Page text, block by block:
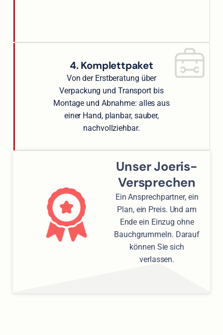
4. Komplettpaket
Von der Erstberatung über
Verpackung und Transport bis
Montage und Abnahme: alles aus
einer Hand, planbar, sauber,
nachvollziehbar.
Unser Joeris-
Versprechen
Ein Ansprechpartner, ein
Plan, ein Preis. Und am
Ende ein Einzug ohne
Bauchgrummeln. Darauf
können Sie sich
verlassen.